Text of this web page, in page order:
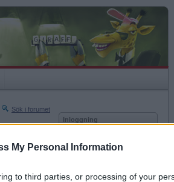
My Personal Information
to third parties, or processing of your
Sök i forumet
Nästa sida »
Inloggning
Kom ihåg mig